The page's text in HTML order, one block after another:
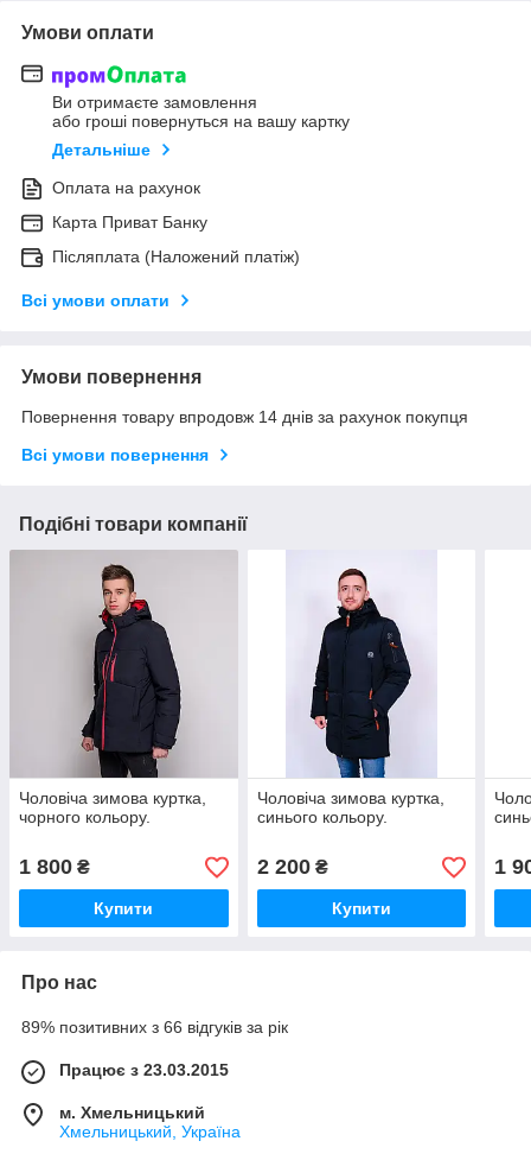
Умови оплати
Ви отримаєте замовлення
або гроші повернуться на вашу картку
Детальніше
Оплата на рахунок
Карта Приват Банку
Післяплата (Наложений платіж)
Всі умови оплати
Умови повернення
Повернення товару впродовж 14 днів за рахунок покупця
Всі умови повернення
Подібні товари компанії
Чоловіча зимова куртка,
чорного кольору.
1 800 ₴
Купити
Чоловіча зимова куртка,
синього кольору.
2 200₴
Купити
1
Про нас
89% позитивних з 66 відгуків за рік
Працює з 23.03.2015
м. Хмельницький
Хмельницький, Україна